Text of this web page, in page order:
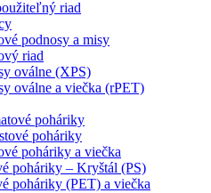
riad
podnosy a misy
riad
oválne (XPS)
oválne a viečka (rPET)
poháriky
poháriky
poháriky a viečka
poháriky – Kryštál (PS)
poháriky (PET) a viečka